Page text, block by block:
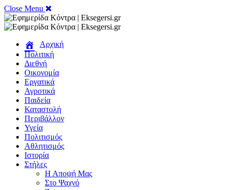
Close Menu
Αρχική
Πολιτική
Διεθνή
Οικονομία
Εργατικά
Αγροτικά
Παιδεία
Καταστολή
Περιβάλλον
Υγεία
Πολιτισμός
Αθλητισμός
Ιστορία
Στήλες
Η Αποψή Μας
Στο Ψαχνό